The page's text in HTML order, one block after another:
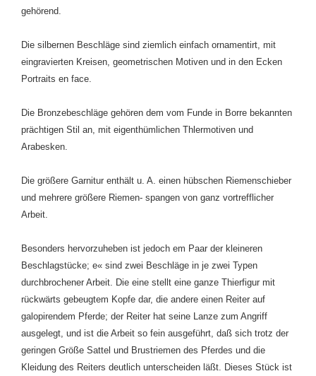
gehörend.
Die silbernen Beschläge sind ziemlich einfach ornamentirt, mit
eingravierten Kreisen, geometrischen Motiven und in den Ecken
Portraits en face.
Die Bronzebeschläge gehören dem vom Funde in Borre bekannten
prächtigen Stil an, mit eigenthümlichen Thlermotiven und
Arabesken.
Die größere Garnitur enthält u. A. einen hübschen Riemenschieber
und mehrere größere Riemen- spangen von ganz vortrefflicher
Arbeit.
Besonders hervorzuheben ist jedoch em Paar der kleineren
Beschlagstücke; e« sind zwei Beschläge in je zwei Typen
durchbrochener Arbeit. Die eine stellt eine ganze Thierfigur mit
rückwärts gebeugtem Kopfe dar, die andere einen Reiter auf
galopirendem Pferde; der Reiter hat seine Lanze zum Angriff
ausgelegt, und ist die Arbeit so fein ausgeführt, daß sich trotz der
geringen Größe Sattel und Brustriemen des Pferdes und die
Kleidung des Reiters deutlich unterscheiden läßt. Dieses Stück ist